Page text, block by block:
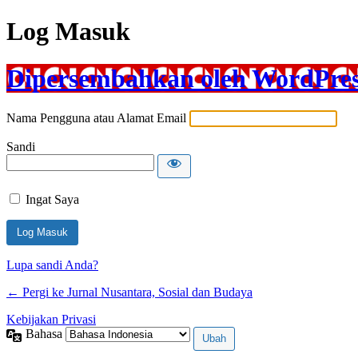
Log Masuk
Dipersembahkan oleh
Nama Pengguna atau Alamat Email
Sandi
Ingat Saya
Lupa sandi Anda?
← Pergi ke Jurnal Nusantara, Sosial dan Budaya
Kebijakan Privasi
Bahasa